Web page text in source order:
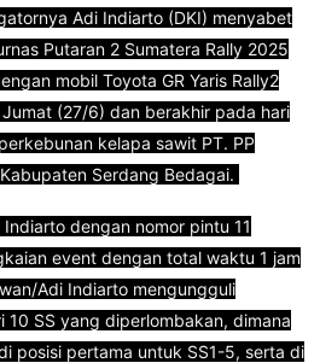
Adi Indiarto (DKI) menyabet
Putaran 2 Sumatera Rally 2025
mobil Toyota GR Yaris Rally2
(27/6) dan berakhir pada hari
kelapa sawit PT. PP
Serdang Bedagai.
dengan nomor pintu 11
event dengan total waktu 1 jam
Adi Indiarto mengungguli
10 SS yang diperlombakan, dimana
posisi pertama untuk SS1-5, serta di